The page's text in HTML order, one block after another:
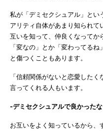
私が「デミセクシュアル」とい
アリティ自体があまり知られて
互いを知って、仲良くなってか
「変なの」とか「変わってる
と傷つくこともあります。
「信頼関係がないと恋愛した
言ってくれる人もいます。
-デミセクシュアルで良かった
お互いをよく知っているから、